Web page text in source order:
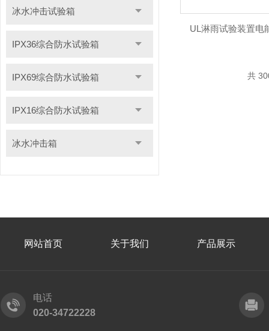
冰水冲击试验箱
IPX36综合防水试验箱
IPX69综合防水试验箱
IPX16综合防水试验箱
冰水冲击箱
UL淋雨试验装置电
共
网站首页 关于我们 产品展示
电话
020-34722228